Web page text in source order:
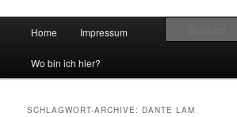
vidgames.de
Zum Inhalt wechseln
Zum sekundären Inhalt wechseln
Home Impressum
Wo bin ich hier?
SCHLAGWORT-ARCHIVE: DANTE LAM